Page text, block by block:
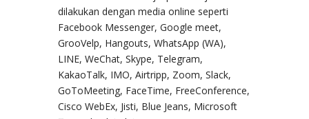
dilakukan dengan media online seperti
Facebook Messenger, Google meet,
GrooVelp, Hangouts, WhatsApp (WA),
LINE, WeChat, Skype, Telegram,
KakaoTalk, IMO, Airtripp, Zoom, Slack,
GoToMeeting, FaceTime, FreeConference,
Cisco WebEx, Jisti, Blue Jeans, Microsoft